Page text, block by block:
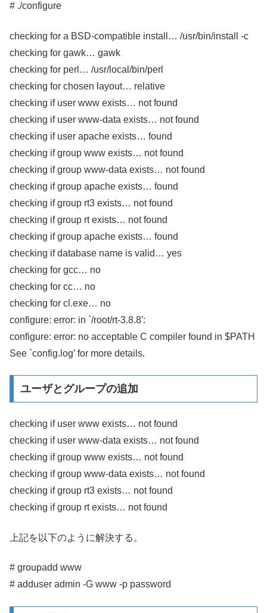
# ./configure
checking for a BSD-compatible install… /usr/bin/install -c
checking for gawk… gawk
checking for perl… /usr/local/bin/perl
checking for chosen layout… relative
checking if user www exists… not found
checking if user www-data exists… not found
checking if user apache exists… found
checking if group www exists… not found
checking if group www-data exists… not found
checking if group apache exists… found
checking if group rt3 exists… not found
checking if group rt exists… not found
checking if group apache exists… found
checking if database name is valid… yes
checking for gcc… no
checking for cc… no
checking for cl.exe… no
configure: error: in `/root/rt-3.8.8′:
configure: error: no acceptable C compiler found in $PATH
See `config.log’ for more details.
ユーザとグループの追加
checking if user www exists… not found
checking if user www-data exists… not found
checking if group www exists… not found
checking if group www-data exists… not found
checking if group rt3 exists… not found
checking if group rt exists… not found
上記を以下のように解決する。
# groupadd www
# adduser admin -G www -p password